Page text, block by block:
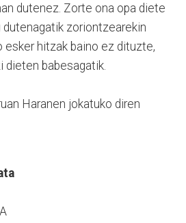
dutenez. Zorte ona opa diete
dutenagatik zoriontzearekin
esker hitzak baino ez dituzte,
babesagatik.
Haranen jokatuko diren